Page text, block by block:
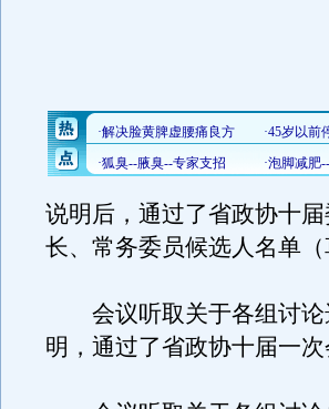
说明后，通过了省政协十
长、常务委员候选人名单（
会议听取关于各组讨论
明，通过了省政协十届一